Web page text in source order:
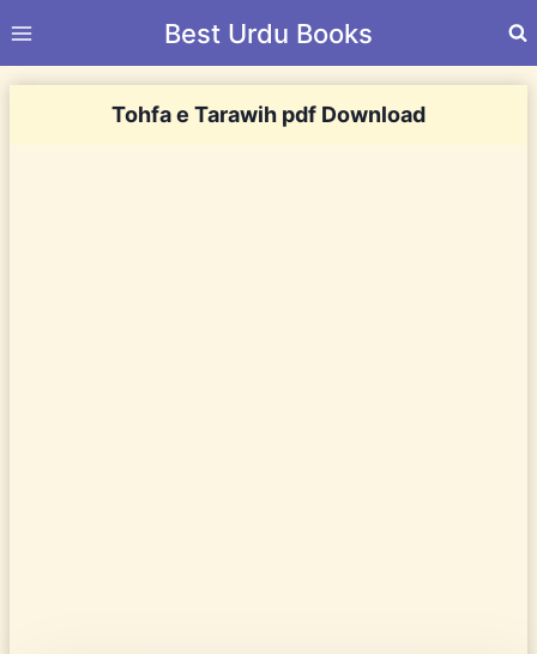
to
Best Urdu Books
Tohfa e Tarawih pdf Download